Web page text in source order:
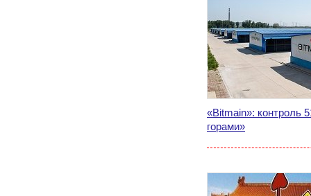
«Bitmain»: контроль
горами»